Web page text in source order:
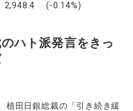
2,948.4 (-0.14%)
ハト派発言をきっ
植田日銀総裁の「引き続き緩